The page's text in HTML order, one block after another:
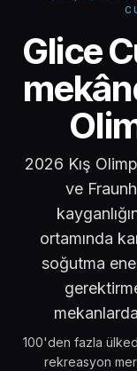
Glice
Glice
2026 Kış
ve
ortamında
soğutma
100'den fazla
rekreasyon